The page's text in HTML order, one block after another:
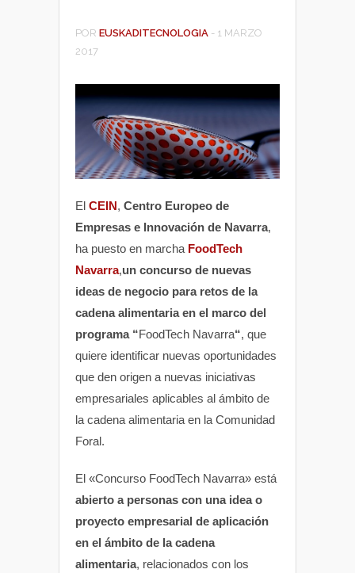
POR EUSKADITECNOLOGIA - 1 MARZO
2017
El CEIN, Centro Europeo de
Empresas e Innovación de Navarra,
ha puesto en marcha FoodTech
Navarra,un concurso de nuevas
ideas de negocio para retos de la
cadena alimentaria en el marco del
programa “FoodTech Navarra“, que
quiere identificar nuevas oportunidades
que den origen a nuevas iniciativas
empresariales aplicables al ámbito de
la cadena alimentaria en la Comunidad
Foral.
El «Concurso FoodTech Navarra» está
abierto a personas con una idea o
proyecto empresarial de aplicación
en el ámbito de la cadena
alimentaria, relacionados con los